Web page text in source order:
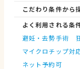
こだわり条件から
よく利用される条
避妊・去勢手術
マイクロチップ対
ネット予約可